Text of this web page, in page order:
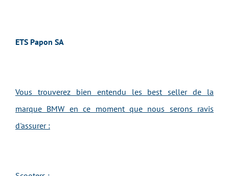
ETS Papon SA
Vous trouverez bien entendu les best seller de la
marque BMW en ce moment que nous serons ravis
d'assurer :